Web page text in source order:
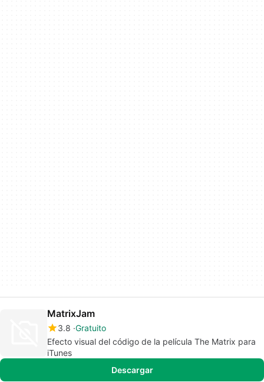
MatrixJam
3.8 Gratuito
Efecto visual del código de la película The Matrix para
iTunes
Descargar